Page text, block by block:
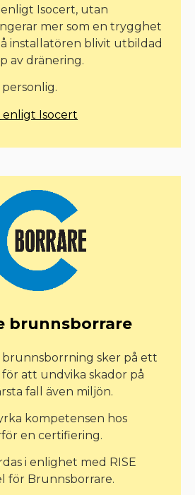
Isocert, utan
mer som en trygghet
installatören blivit utbildad
av dränering.
Isocert
brunnsborrare
sker på ett
för att undvika skador på
fall även miljön.
kompetensen hos
en certifiering.
i enlighet med RISE
för Brunnsborrare.